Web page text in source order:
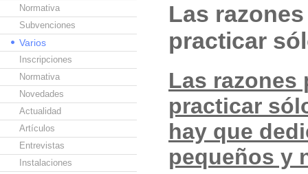
Normativa
Subvenciones
Varios
Inscripciones
Normativa
Novedades
Actualidad
Artículos
Entrevistas
Instalaciones
Las
practicar
Las razones
practicar
hay que
pequeños y